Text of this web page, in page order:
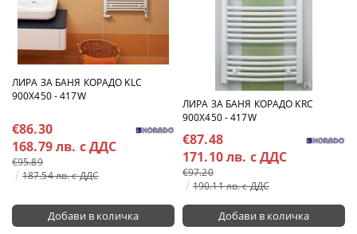
ЛИРА ЗА БАНЯ КОРАДО KLC
900X450 - 417W
€86.30
168.79 лв. с ДДС
€95.89
187.54 лв. с ДДС
ЛИРА ЗА БАНЯ КОРАДО KRC
900X450 - 417W
€87.48
171.10 лв. с ДДС
€97.20
190.11 лв. с ДДС